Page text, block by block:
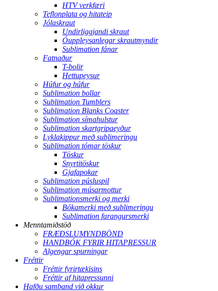
HTV verkfæri
Teflonplata og hitateip
Jólaskraut
Undirliggjandi skraut
Óuppleysanlegar skrautmyndir
Sublimation fánar
Fatnaður
T-bolir
Hettupeysur
Húfur og húfur
Sublimation bollar
Sublimation Tumblers
Sublimation Blanks Coaster
Sublimation símahulstur
Sublimation skartgripaeyður
Lyklakippur með sublimeringu
Sublimation tómar töskur
Töskur
Snyrtitöskur
Gjafapokar
Sublimation púsluspil
Sublimation músarmottur
Sublimationsmerki og merki
Bókamerki með sublimeringu
Sublimation farangursmerki
Menntamiðstöð
FRÆÐSLUMYNDBÖND
HANDBÓK FYRIR HITAPRESSUR
Algengar spurningar
Fréttir
Fréttir fyrirtækisins
Fréttir af hitapressunni
Hafðu samband við okkur